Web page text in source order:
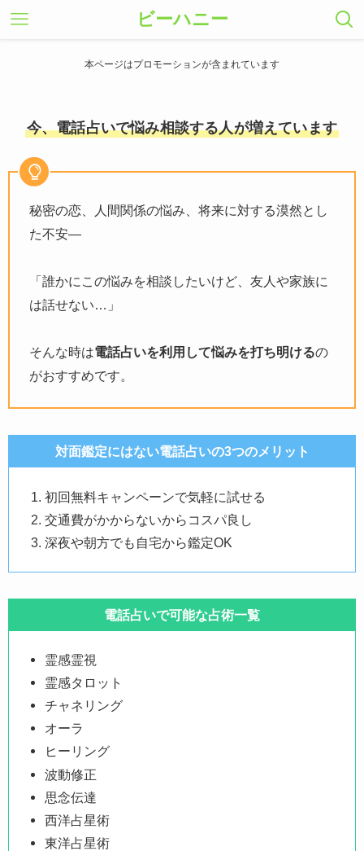
ビーハニー
本ページはプロモーションが含まれています
今、電話占いで悩み相談する人が増えています
秘密の恋、人間関係の悩み、将来に対する漠然とし
た不安―
「誰かにこの悩みを相談したいけど、友人や家族に
は話せない…」
そんな時は電話占いを利用して悩みを打ち明けるの
がおすすめです。
対面鑑定にはない電話占いの3つのメリット
初回無料キャンペーンで気軽に試せる
交通費がかからないからコスパ良し
深夜や朝方でも自宅から鑑定OK
電話占いで可能な占術一覧
霊感霊視
霊感タロット
チャネリング
オーラ
ヒーリング
波動修正
思念伝達
西洋占星術
東洋占星術